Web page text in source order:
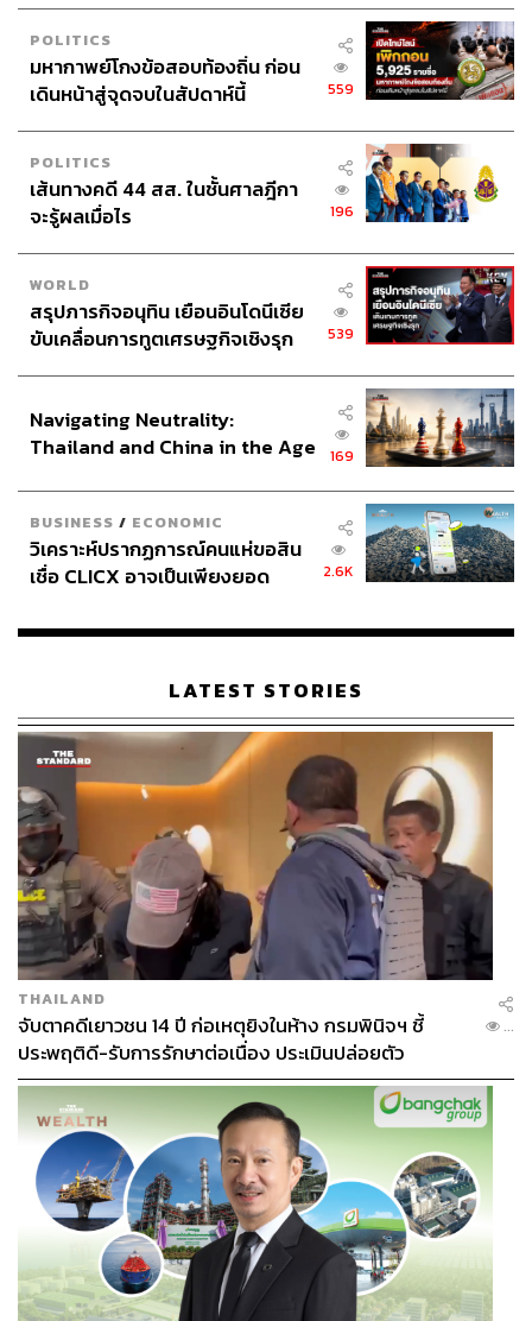
THE STANDARD TEAM
กองบรรณาธิการ THE STANDARD
ABOUT THE PHOTOGRAPHER
ศวิตา พูลเสถียร
ช่างภาพข่าว ประจำสำนักข่าว THE
STANDARD
POLITICS
มหากาพย์โกงข้อสอบท้องถิ่น ก่อน
เดินหน้าสู่จุดจบในสัปดาห์นี้
559
POLITICS
เส้นทางคดี 44 สส. ในชั้นศาลฎีกา
จะรู้ผลเมื่อไร
196
WORLD
สรุปภารกิจอนุทิน เยือนอินโดนีเซีย
ขับเคลื่อนการทูตเศรษฐกิจเชิงรุก
539
Navigating Neutrality:
Thailand and China in the Age
169
BUSINESS / ECONOMIC
วิเคราะห์ปรากฏการณ์คนแห่ขอสิน
เชื่อ CLICX อาจเป็นเพียงยอด
เรือนไทยที่ถูกซุกไว้
2.6K
LATEST STORIES
THAILAND
จับตาคดีเยาวชน 14 ปี ก่อเหตุยิงในห้าง กรมพินิจฯ ชี้
ประพฤติดี-รับการรักษาต่อเนื่อง ประเมินปล่อยตัว
...